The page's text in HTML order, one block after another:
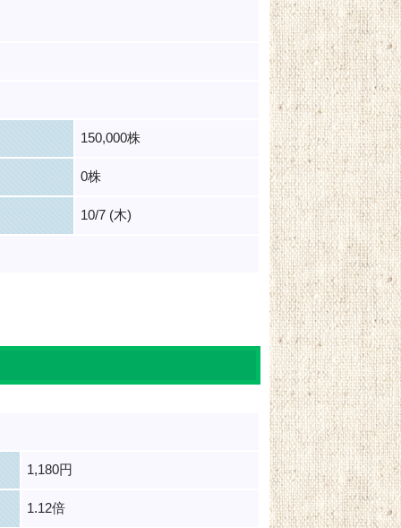
150,000株
0株
10/7 (木)
1,180円
1.12倍